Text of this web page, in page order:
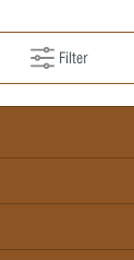
Filter